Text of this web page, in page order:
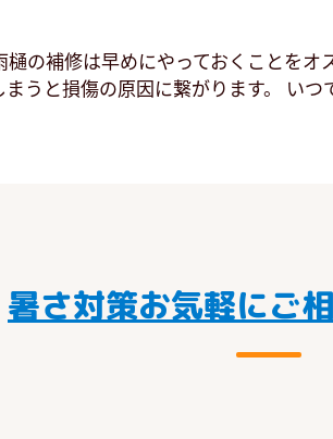
の補修は早めにやっておくことを
うと損傷の原因に繋がります。 いつ
暑さ対策お気軽にご